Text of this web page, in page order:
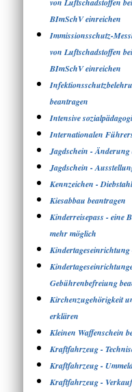
von Luftschadstoffen
BImSchV einreichen
Immissionsschutz-
von Luftschadstoffen
BImSchV einreichen
beantragen
Intensive
Internationalen
Jagdschein - Änderung
Jagdschein -
Kennzeichen -
Kiesabbau beantragen
Kinderreisepass - eine
mehr möglich
Gebührenbefreiung
Kirchenzugehörigkeit
erklären
Kleinen Waffenschein
Kraftfahrzeug -
Kraftfahrzeug -
Kraftfahrzeug -